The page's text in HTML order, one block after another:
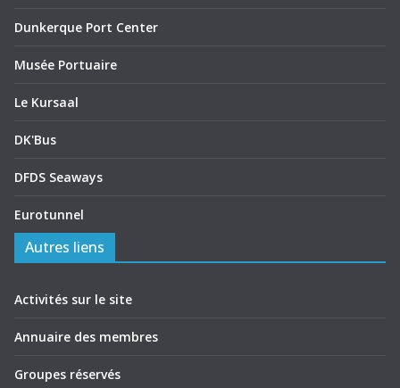
Dunkerque Port Center
Musée Portuaire
Le Kursaal
DK'Bus
DFDS Seaways
Eurotunnel
Autres liens
Activités sur le site
Annuaire des membres
Groupes réservés